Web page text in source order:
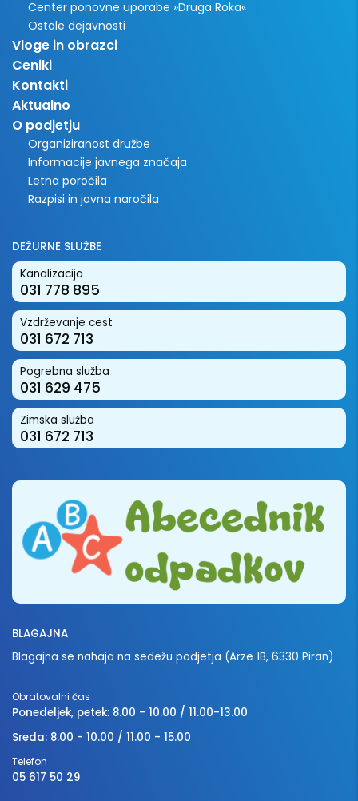
Center ponovne uporabe »Druga Roka«
Ostale dejavnosti
Vloge in obrazci
Ceniki
Kontakti
Aktualno
O podjetju
Organiziranost družbe
Informacije javnega značaja
Letna poročila
Razpisi in javna naročila
DEŽURNE SLUŽBE
Kanalizacija
031 778 895
Vzdrževanje cest
031 672 713
Pogrebna služba
031 629 475
Zimska služba
031 672 713
BLAGAJNA
Blagajna se nahaja na sedežu podjetja (Arze 1B, 6330 Piran)
Obratovalni čas
Ponedeljek, petek: 8.00 - 10.00 / 11.00-13.00
Sreda: 8.00 - 10.00 / 11.00 - 15.00
Telefon
05 617 50 29